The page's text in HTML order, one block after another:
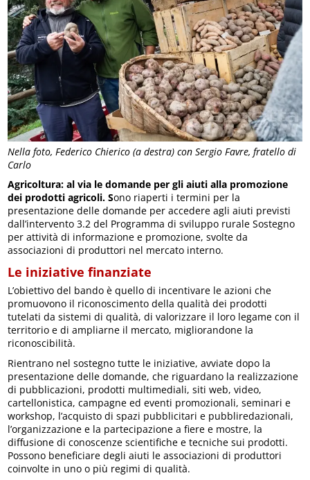
Nella foto, Federico Chierico (a destra) con Sergio Favre, fratello di
Carlo
Agricoltura: al via le domande per gli aiuti alla promozione
dei prodotti agricoli. Sono riaperti i termini per la
presentazione delle domande per accedere agli aiuti previsti
dall’intervento 3.2 del Programma di sviluppo rurale Sostegno
per attività di informazione e promozione, svolte da
associazioni di produttori nel mercato interno.
Le iniziative finanziate
L’obiettivo del bando è quello di incentivare le azioni che
promuovono il riconoscimento della qualità dei prodotti
tutelati da sistemi di qualità, di valorizzare il loro legame con il
territorio e di ampliarne il mercato, migliorandone la
riconoscibilità.
Rientrano nel sostegno tutte le iniziative, avviate dopo la
presentazione delle domande, che riguardano la realizzazione
di pubblicazioni, prodotti multimediali, siti web, video,
cartellonistica, campagne ed eventi promozionali, seminari e
workshop, l’acquisto di spazi pubblicitari e pubbliredazionali,
l’organizzazione e la partecipazione a fiere e mostre, la
diffusione di conoscenze scientifiche e tecniche sui prodotti.
Possono beneficiare degli aiuti le associazioni di produttori
coinvolte in uno o più regimi di qualità.